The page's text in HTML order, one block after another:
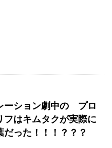
ーション劇中の プロ
フはキムタクが実際に
だった！！！？？？